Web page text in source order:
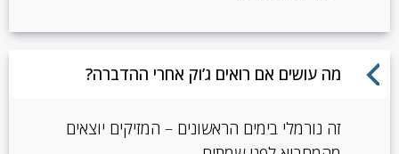
מה עושים אם רואים ג’וק אחרי ההדברה?
זה נורמלי בימים הראשונים – המזיקים יוצאים